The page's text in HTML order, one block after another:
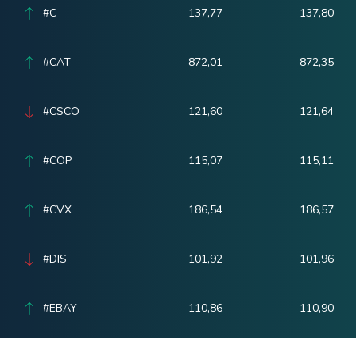
#C 137,77 137,80
#CAT 872,01 872,35
#CSCO 121,60 121,64
#COP 115,07 115,11
#CVX 186,54 186,57
#DIS 101,92 101,96
#EBAY 110,86 110,90